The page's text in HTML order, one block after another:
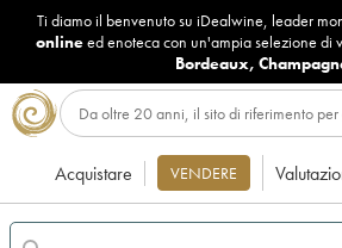
Ti diamo il benvenuto su iDealwine, leader
onlineed enoteca con un'ampia selezione di
Bordeaux,
Acquistare VENDERE